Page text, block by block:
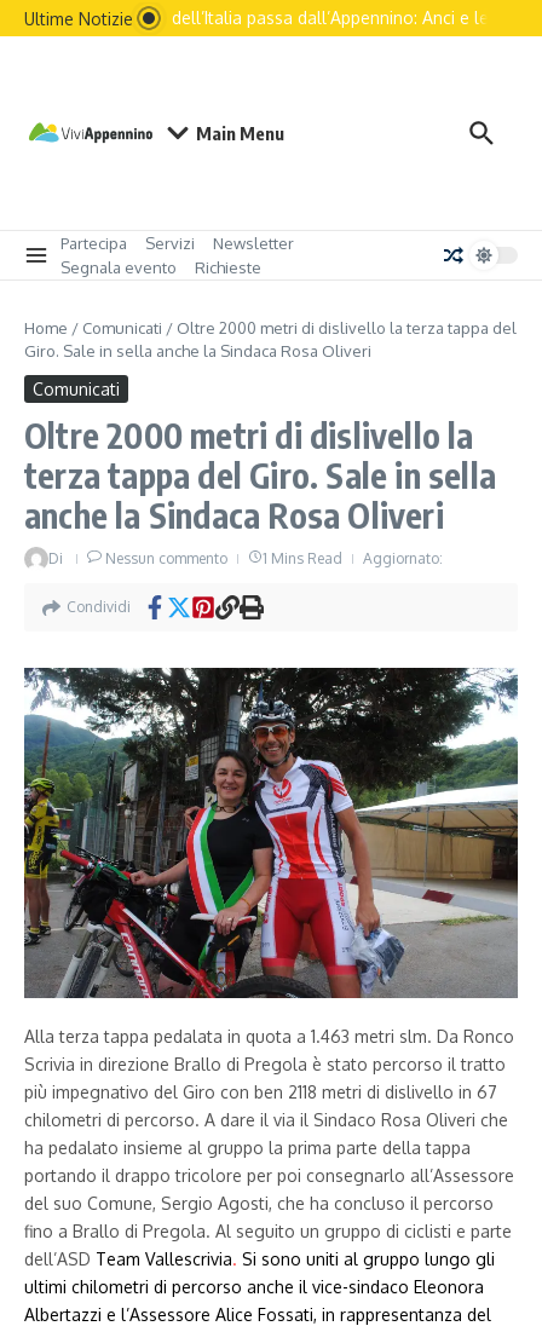
Salta al contenuto
Ultime NotizieIl futuro dell’Italia passa dall’Appennino: Anci e le
Main Menu
Partecipa Servizi
Newsletter
Segnala evento
Richieste
Home / Comunicati / Oltre 2000 metri di dislivello la terza tappa del
Giro. Sale in sella anche la Sindaca Rosa Oliveri
Comunicati
Oltre 2000 metri di dislivello la
terza tappa del Giro. Sale in sella
anche la Sindaca Rosa Oliveri
Di Nessun commento 1 Mins Read Aggiornato:
Condividi
Alla terza tappa pedalata in quota a 1.463 metri slm. Da Ronco
Scrivia in direzione Brallo di Pregola è stato percorso il tratto
più impegnativo del Giro con ben 2118 metri di dislivello in 67
chilometri di percorso. A dare il via il Sindaco Rosa Oliveri che
ha pedalato insieme al gruppo la prima parte della tappa
portando il drappo tricolore per poi consegnarlo all’Assessore
del suo Comune, Sergio Agosti, che ha concluso il percorso
fino a Brallo di Pregola. Al seguito un gruppo di ciclisti e parte
dell’ASD Team Vallescrivia. Si sono uniti al gruppo lungo gli
ultimi chilometri di percorso anche il vice-sindaco Eleonora
Albertazzi e l’Assessore Alice Fossati, in rappresentanza del